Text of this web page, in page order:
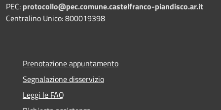
PEC: protocollo@pec.comune.castelfranco-piandisco.ar.it
Centralino Unico: 800019398
Prenotazione appuntamento
Segnalazione disservizio
Leggi le FAQ